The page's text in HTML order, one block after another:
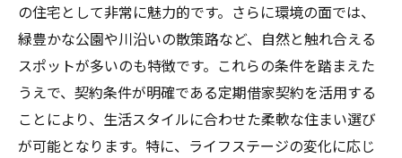
の住宅として非常に魅力的です。さらに環境の面では、
緑豊かな公園や川沿いの散策路など、自然と触れ合える
スポットが多いのも特徴です。これらの条件を踏まえた
うえで、契約条件が明確である定期借家契約を活用する
ことにより、生活スタイルに合わせた柔軟な住まい選び
が可能となります。特に、ライフステージの変化に応じ